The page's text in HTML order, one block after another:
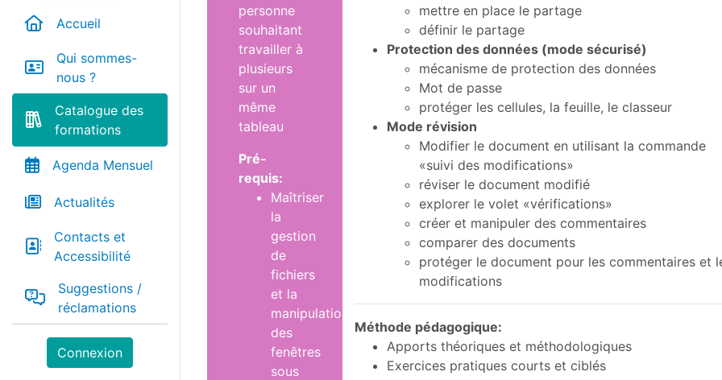
Accueil
Qui sommes-
nous ?
Catalogue des
formations
Agenda Mensuel
Actualités
Contacts et
Accessibilité
Suggestions /
réclamations
Connexion
personne
souhaitant
travailler à
plusieurs
sur un
même
tableau
Pré-
requis:
Maîtriser
la
gestion
de
fichiers
et la
manipulation
des
fenêtres
sous
mettre en place le partage
définir le partage
Protection des données (mode sécurisé)
mécanisme de protection des données
Mot de passe
protéger les cellules, la feuille, le classeur
Mode révision
Modifier le document en utilisant la commande
«suivi des modifications»
réviser le document modifié
explorer le volet «vérifications»
créer et manipuler des commentaires
comparer des documents
protéger le document pour les commentaires et
modifications
Méthode pédagogique:
Apports théoriques et méthodologiques
Exercices pratiques courts et ciblés